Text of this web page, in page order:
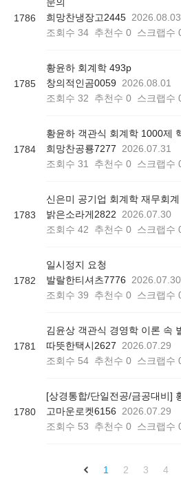
1786
희망찬냉장고2445 2026.08.03
조회수 34 추천수 0 스크랩수
1785
황윤하 회계학 493p
창의적인곰0059
2026.08.01
조회수 32 추천수 0 스크랩수
1784
희망찬공룡7277
2026.07.31
조회수 31 추천수 0 스크랩수
1783
밝은소라게2822
2026.07.30
조회수 42 추천수 0 스크랩수
1782
일시정지 요청
발랄한티셔츠7776
2026.07.30
조회수 39 추천수 0 스크랩수
1781
따뜻한택시2627
2026.07.29
조회수 54 추천수 0 스크랩수
1780
고마운로켓6156
2026.07.29
조회수 53 추천수 0 스크랩수
1 2 3 4